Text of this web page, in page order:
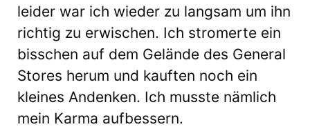
leider war ich wieder zu langsam um ihn
richtig zu erwischen. Ich stromerte ein
bisschen auf dem Gelände des General
Stores herum und kauften noch ein
kleines Andenken. Ich musste nämlich
mein Karma aufbessern.